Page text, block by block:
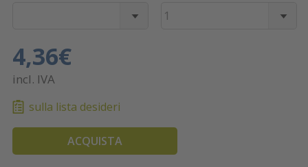
1
4,36€
incl. IVA
sulla lista desideri
ACQUISTA